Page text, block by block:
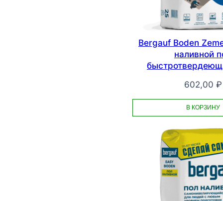
Bergauf Boden
наливной
602,00 ₽
В КОРЗИНУ